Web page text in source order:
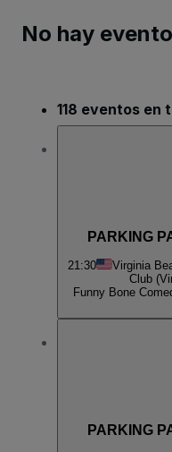
No hay
118 eventos en
PARKING
21:30 Virginia
Club
Funny Bone
PARKING